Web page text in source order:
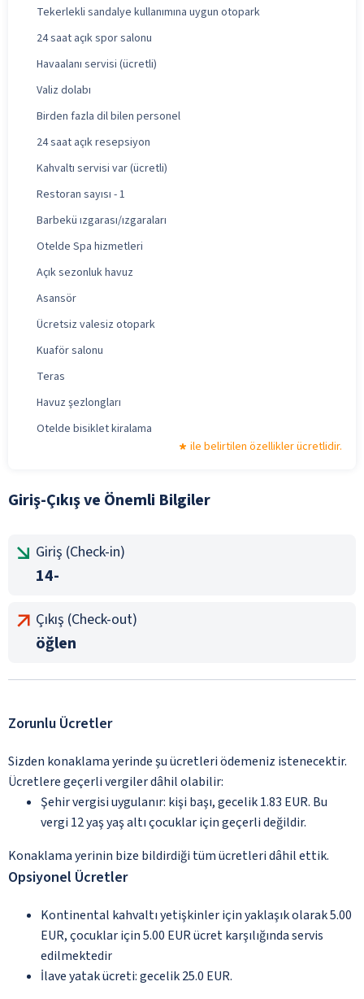
Tekerlekli sandalye kullanımına uygun otopark
24 saat açık spor salonu
Havaalanı servisi (ücretli)
Valiz dolabı
Birden fazla dil bilen personel
24 saat açık resepsiyon
Kahvaltı servisi var (ücretli)
Restoran sayısı - 1
Barbekü ızgarası/ızgaraları
Otelde Spa hizmetleri
Açık sezonluk havuz
Asansör
Ücretsiz valesiz otopark
Kuaför salonu
Teras
Havuz şezlongları
Otelde bisiklet kiralama
ile belirtilen özellikler ücretlidir.
Giriş-Çıkış ve Önemli Bilgiler
Giriş (Check-in)
14-
Çıkış (Check-out)
öğlen
Zorunlu Ücretler
Sizden konaklama yerinde şu ücretleri ödemeniz istenecektir.
Ücretlere geçerli vergiler dâhil olabilir:
Şehir vergisi uygulanır: kişi başı, gecelik 1.83 EUR. Bu
vergi 12 yaş yaş altı çocuklar için geçerli değildir.
Konaklama yerinin bize bildirdiği tüm ücretleri dâhil ettik.
Opsiyonel Ücretler
Kontinental kahvaltı yetişkinler için yaklaşık olarak 5.00
EUR, çocuklar için 5.00 EUR ücret karşılığında servis
edilmektedir
İlave yatak ücreti: gecelik 25.0 EUR.